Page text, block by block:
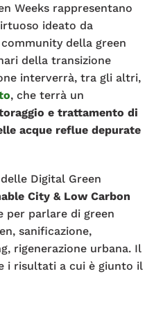
Weeks rappresentano
ideato da
community della green
della transizione
interverrà, tra gli altri,
, che terrà un
e trattamento di
acque reflue depurate
Digital Green
City & Low Carbon
per parlare di green
sanificazione,
rigenerazione urbana. Il
i risultati a cui è giunto il